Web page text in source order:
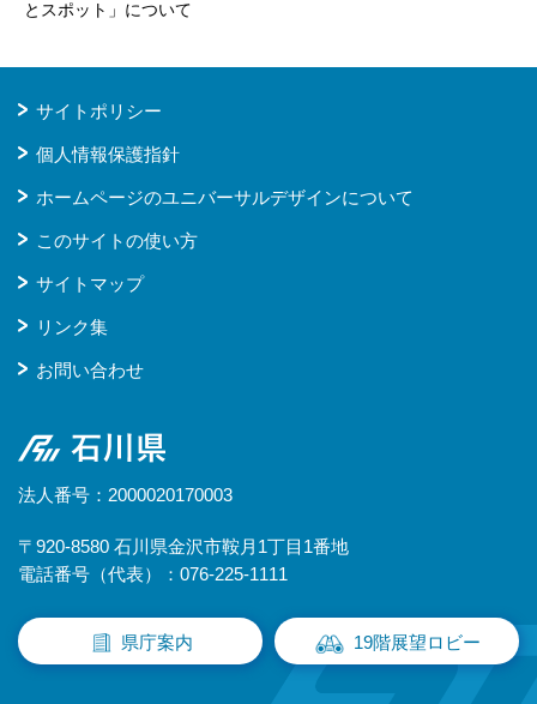
とスポット」について
サイトポリシー
個人情報保護指針
ホームページのユニバーサルデザインについて
このサイトの使い方
サイトマップ
リンク集
お問い合わせ
石川県
法人番号：2000020170003
〒920-8580 石川県金沢市鞍月1丁目1番地
電話番号（代表）：076-225-1111
県庁案内 19階展望ロビー